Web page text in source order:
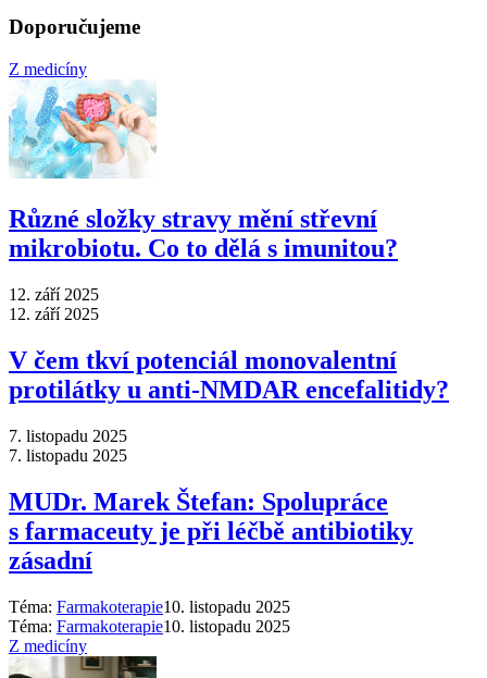
Doporučujeme
Z medicíny
Různé složky stravy mění střevní
mikrobiotu. Co to dělá s imunitou?
12. září 2025
12. září 2025
V čem tkví potenciál monovalentní
protilátky u anti-NMDAR encefalitidy?
7. listopadu 2025
7. listopadu 2025
MUDr. Marek Štefan: Spolupráce
s farmaceuty je při léčbě antibiotiky
zásadní
Téma: Farmakoterapie10. listopadu 2025
Téma: Farmakoterapie10. listopadu 2025
Z medicíny